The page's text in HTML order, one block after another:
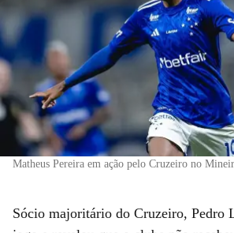
Matheus Pereira em ação pelo Cruzeiro no
Sócio majoritário do Cruzeiro, Pedro